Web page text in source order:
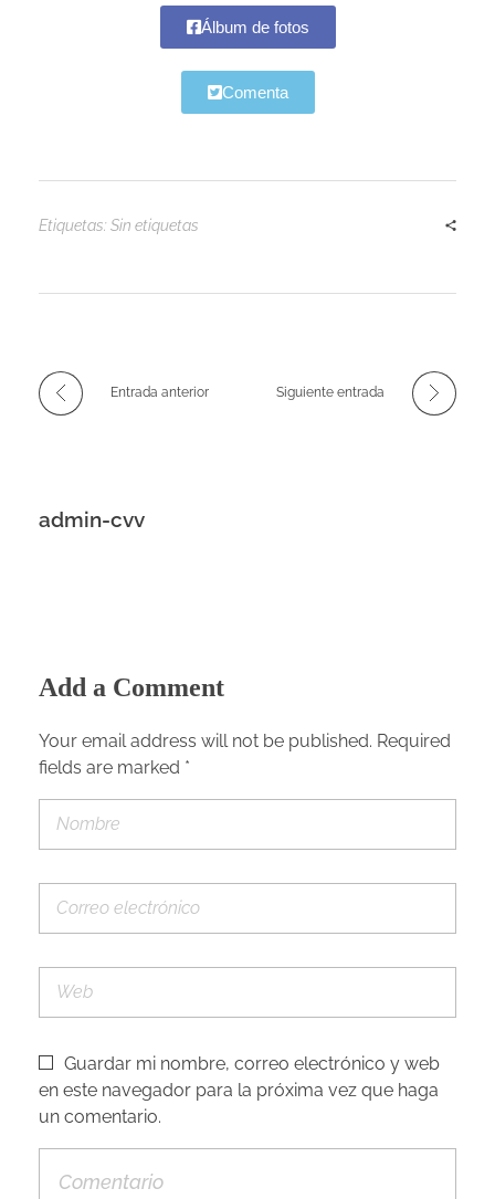
Álbum de fotos
Comenta
Etiquetas: Sin etiquetas
Entrada anterior Siguiente entrada
admin-cvv
Add a Comment
Your email address will not be published. Required
fields are marked *
Guardar mi nombre, correo electrónico y web
en este navegador para la próxima vez que haga
un comentario.